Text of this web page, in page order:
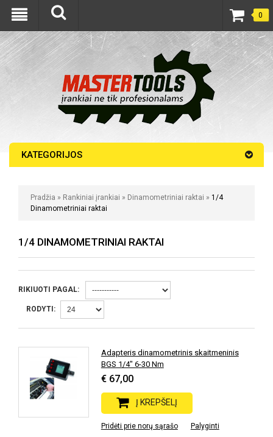
0
KATEGORIJOS
Pradžia » Rankiniai įrankiai » Dinamometriniai raktai » 1/4
Dinamometriniai raktai
1/4 DINAMOMETRINIAI RAKTAI
RIKIUOTI PAGAL:
RODYTI:
Adapteris dinamometrinis skaitmeninis
BGS 1/4" 6-30 Nm
€ 67,00
Į KREPŠELĮ
Pridėti prie norų sąrašo Palyginti